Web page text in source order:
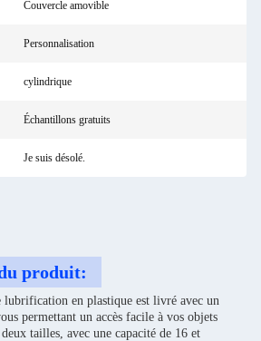
Couvercle amovible
Personnalisation
cylindrique
Échantillons gratuits
Je suis désolé.
produit:
en plastique est livré avec un
permettant un accès facile à vos objets
tailles, avec une capacité de 16 et